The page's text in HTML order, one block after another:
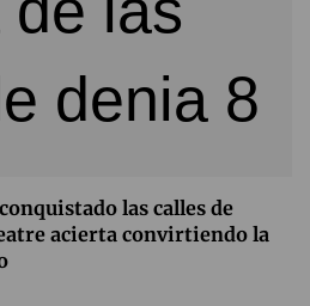
las calles de
acierta convirtiendo la